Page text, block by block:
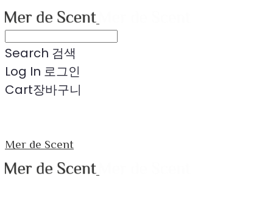
Search 검색
Log In 로그인
Cart장바구니
Mer de Scent